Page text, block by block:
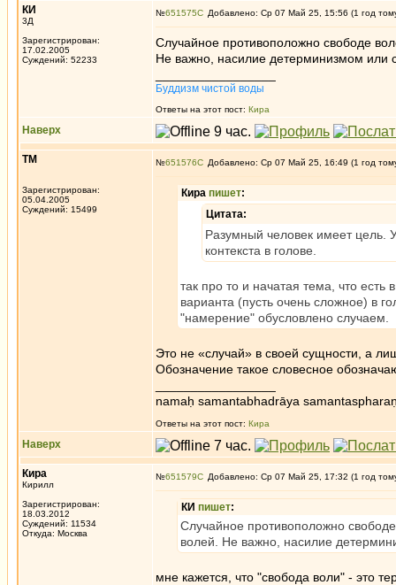
КИ
3Д
Зарегистрирован:
17.02.2005
Суждений: 52233
№651575 Добавлено: Ср 07 Май 25, 15:56 (1 год
Случайное противоположно свободе
Не важно, насилие детерминизмом или
Буддизм чистой воды
Ответы на этот пост: Кира
Наверх
ТМ
Зарегистрирован:
05.04.2005
Суждений: 15499
№651576 Добавлено: Ср 07 Май 25, 16:49 (1 год
Кира пишет:
Цитата:
Разумный человек имеет цель.
контекста в голове.
так про то и начатая тема, что есть
варианта (пусть очень сложное) в
"намерение" обусловлено случаем.
Это не «случай» в своей сущности, а
Обозначение такое словесное
namaḥ samantabhadrāya
Ответы на этот пост: Кира
Наверх
Кира
Кирилл
Зарегистрирован:
18.03.2012
Суждений: 11534
Откуда: Москва
№651579 Добавлено: Ср 07 Май 25, 17:32 (1 год
КИ пишет:
Случайное противоположно
волей. Не важно, насилие
мне кажется, что "свобода воли" - это